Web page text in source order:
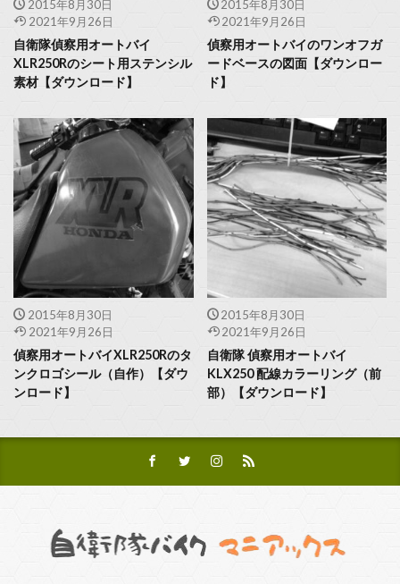
2015年8月30日
2021年9月26日
自衛隊偵察用オートバイ
XLR250Rのシート用ステンシル
素材【ダウンロード】
2015年8月30日
2021年9月26日
偵察用オートバイのワンオフガ
ードベースの図面【ダウンロー
ド】
2015年8月30日
2021年9月26日
偵察用オートバイXLR250Rのタ
ンクロゴシール（自作）【ダウ
ンロード】
2015年8月30日
2021年9月26日
自衛隊 偵察用オートバイ
KLX250 配線カラーリング（前
部）【ダウンロード】